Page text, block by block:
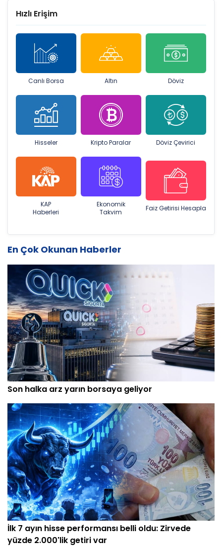
Hızlı Erişim
Canlı Borsa Altın Döviz
Hisseler Kripto Paralar Döviz Çevirici
KAP
Haberleri
Ekonomik
Takvim
Faiz Getirisi Hesapla
En Çok Okunan Haberler
Son halka arz yarın borsaya geliyor
İlk 7 ayın hisse performansı belli oldu: Zirvede
yüzde 2.000'lik getiri var